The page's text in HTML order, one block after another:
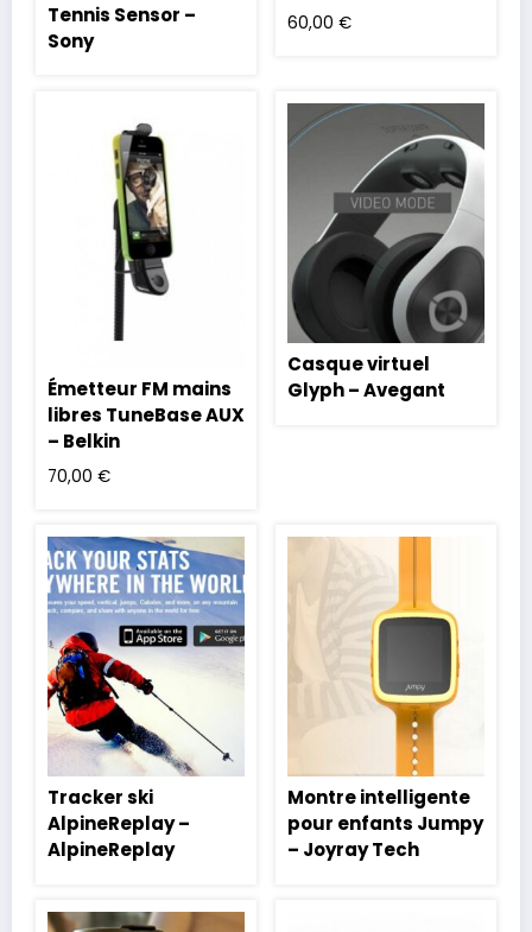
Tennis Sensor –
Sony
60,00 €
Émetteur FM mains
libres TuneBase AUX
– Belkin
70,00 €
Casque virtuel
Glyph – Avegant
Tracker ski
AlpineReplay –
AlpineReplay
Montre intelligente
pour enfants Jumpy
– Joyray Tech